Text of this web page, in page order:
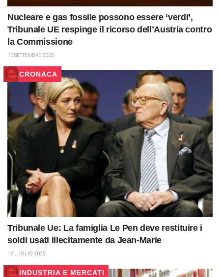
Nucleare e gas fossile possono essere ‘verdi’,
Tribunale UE respinge il ricorso dell’Austria contro
la Commissione
10 SETTEMBRE 2025
CRONACA
Tribunale Ue: La famiglia Le Pen deve restituire i
soldi usati illecitamente da Jean-Marie
16 LUGLIO 2025
INDUSTRIA E MERCATI